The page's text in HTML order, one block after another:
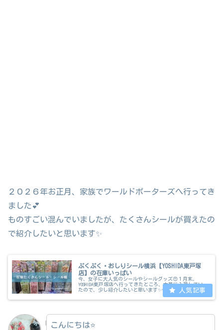
２０２６年お正月、家族でワールドポーターズへ行ってき
ました💕
ものすごい混んでいましたが、たくさんシールが買えたの
で紹介したいと思います✨
ぷくぷく・おしりシール横浜【YOSHIDA東戸塚
店】の在庫いっぱい
今、女子に大人気のシールやシールグッズ😍１月末、
YOSHIDA東戸塚店へ行ってきたところ、大量に入荷してい
たので、少し紹介したいと思います✨今回行ったのは、
スタイル東戸塚４階営業時間...
こんにちは⭐